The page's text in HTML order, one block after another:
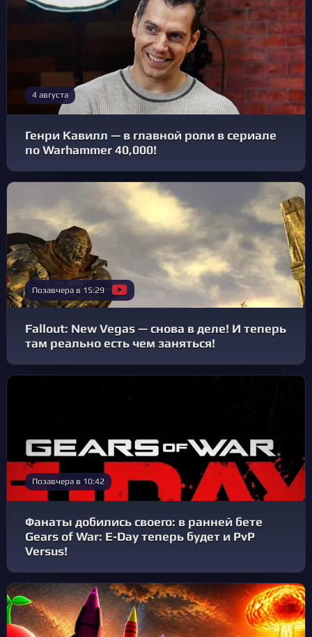
4 августа
Генри Кавилл — в главной роли в сериале
по Warhammer 40,000!
Позавчера в 15:29
Fallout: New Vegas — снова в деле! И теперь
там реально есть чем заняться!
Позавчера в 10:42
Фанаты добились своего: в ранней бете
Gears of War: E‑Day теперь будет и PvP
Versus!